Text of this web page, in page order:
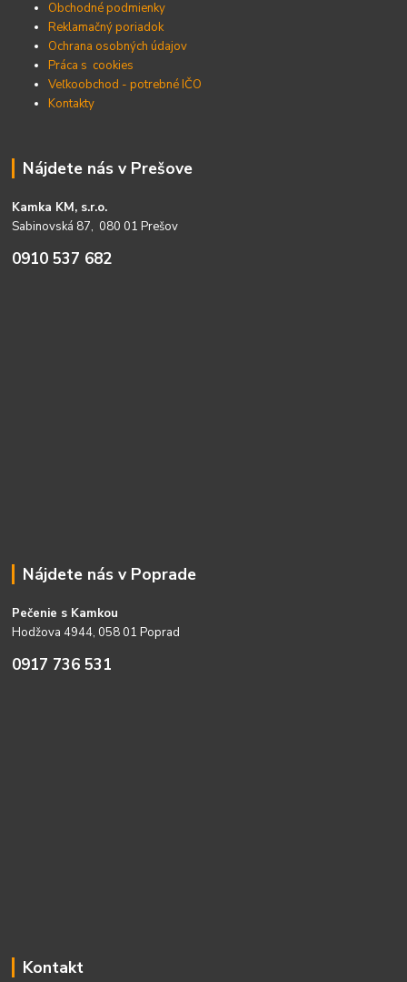
Obchodné podmienky
Reklamačný poriadok
Ochrana osobných údajov
Práca s cookies
Veľkoobchod - potrebné IČO
Kontakty
Nájdete nás v Prešove
Kamka KM, s.r.o.
Sabinovská 87, 080 01 Prešov
0910 537 682
Nájdete nás v Poprade
Pečenie s Kamkou
Hodžova 4944, 058 01 Poprad
0917 736 531
Kontakt